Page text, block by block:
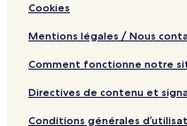
Cookies
Mentions légales / Nous
Comment fonctionne notre
Directives de contenu et
Conditions générales